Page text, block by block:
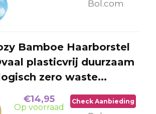
Bol.com
Bamboe Haarborstel
plasticvrij duurzaam
zero waste...
€14,95
Op voorraad
Check Aanbieding